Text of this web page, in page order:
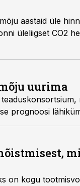
aastaid üle
üleliigset CO2
uurima
prognoosi
on kogu